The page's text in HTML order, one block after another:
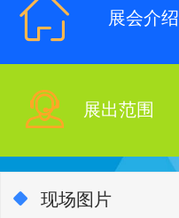
展会介绍
展出范围
现场图片